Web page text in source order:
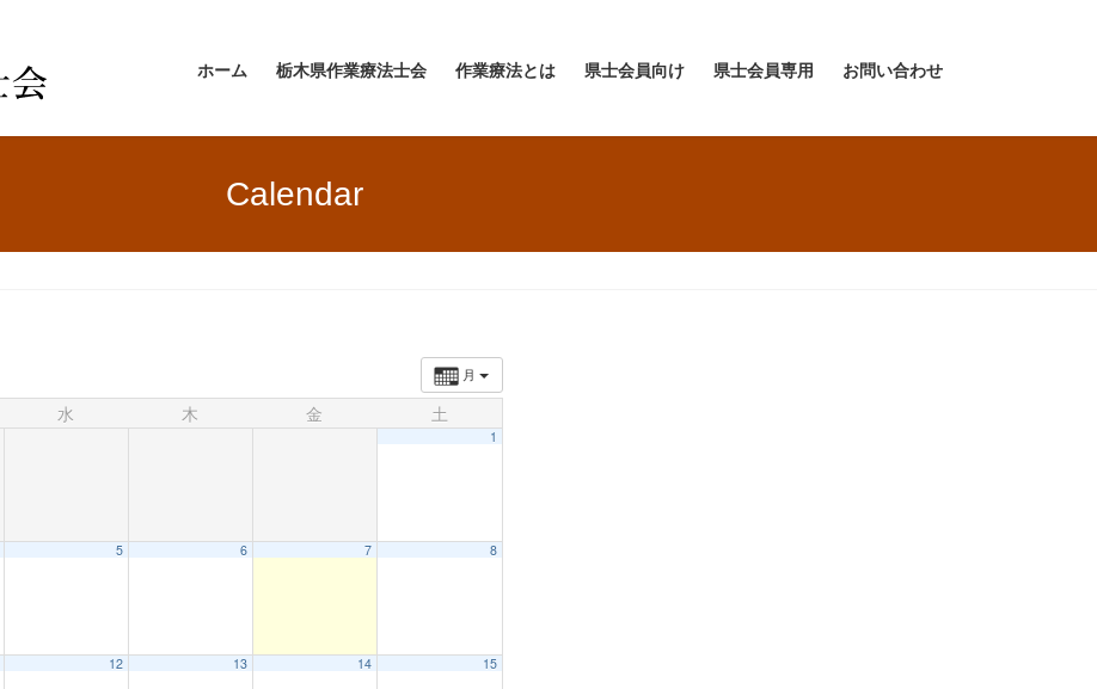
ホーム 栃木県作業療法士会 作業療法とは 県士会員向け 県士会員専用 お問い合わせ
Calendar
月
水 木 金 土
1
5 6 7 8
12 13 14 15